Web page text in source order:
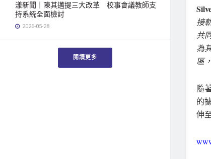
漾新聞｜陳其邁提三大改革 校事會議教師支
持系統全面檢討
2026-05-28
閱讀更多
接
共
為
區
隨
的
伸